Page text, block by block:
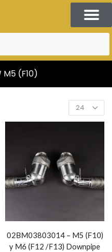
M5 (F10)
02BM03803014 – M5 (F10)
y M6 (F12 /F13) Downpipe